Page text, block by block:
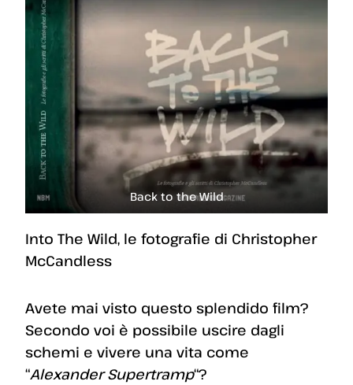
Back to the Wild
Into The Wild, le fotografie di Christopher
McCandless
Avete mai visto questo splendido film?
Secondo voi è possibile uscire dagli
schemi e vivere una vita come
“Alexander Supertramp“?